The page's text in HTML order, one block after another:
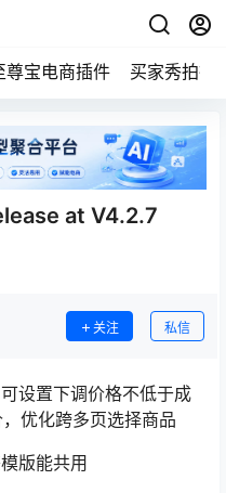
尊宝电商插件 买家秀拍摄
at V4.2.7
关注 私信
设置下调价格不低于成
优化跨多页选择商品
版能共用